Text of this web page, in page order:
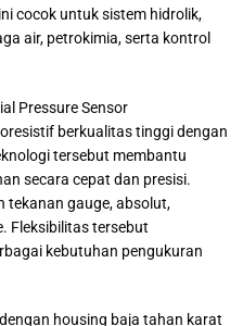
cocok untuk sistem hidrolik,
air, petrokimia, serta kontrol
Pressure Sensor
berkualitas tinggi dengan
tersebut membantu
secara cepat dan presisi.
tekanan gauge, absolut,
Fleksibilitas tersebut
kebutuhan pengukuran
housing baja tahan karat